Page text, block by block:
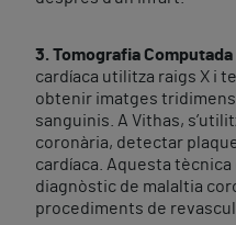
3. Tomografia Computada
cardíaca utilitza raigs X i
obtenir imatges
sanguinis. A Vithas,
coronària, detectar
cardíaca. Aquesta
diagnòstic de malaltia
procediments de